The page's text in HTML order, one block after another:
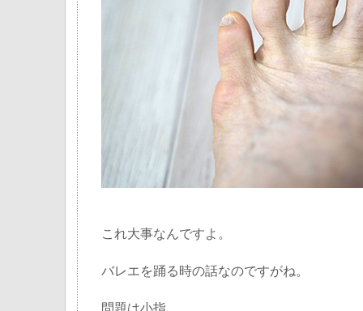
これ大事なんですよ。
バレエを踊る時の話なのですがね。